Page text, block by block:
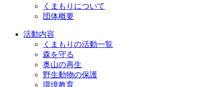
くまもりについて
団体概要
活動内容
くまもりの活動一覧
森を守る
奥山の再生
野生動物の保護
環境教育